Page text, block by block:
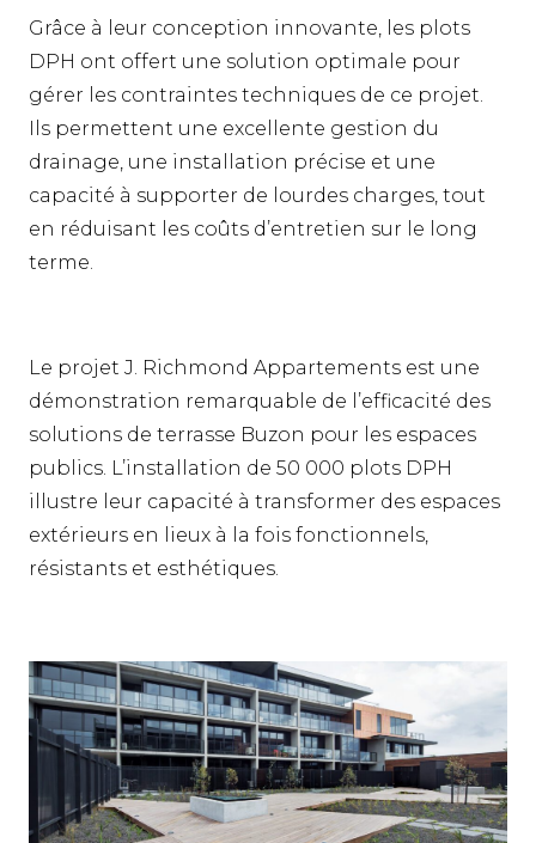
Grâce à leur conception innovante, les plots
DPH ont offert une solution optimale pour
gérer les contraintes techniques de ce projet.
Ils permettent une excellente gestion du
drainage, une installation précise et une
capacité à supporter de lourdes charges, tout
en réduisant les coûts d’entretien sur le long
terme.
Le projet J. Richmond Appartements est une
démonstration remarquable de l’efficacité des
solutions de terrasse Buzon pour les espaces
publics. L’installation de 50 000 plots DPH
illustre leur capacité à transformer des espaces
extérieurs en lieux à la fois fonctionnels,
résistants et esthétiques.